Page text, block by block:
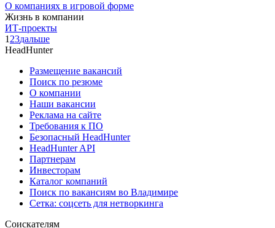
О компаниях в игровой форме
Жизнь в компании
ИТ-проекты
1 23дальше
HeadHunter
Размещение вакансий
Поиск по резюме
О компании
Наши вакансии
Реклама на сайте
Требования к ПО
Безопасный HeadHunter
HeadHunter API
Партнерам
Инвесторам
Каталог компаний
Поиск по вакансиям во Владимире
Сетка: соцсеть для нетворкинга
Соискателям